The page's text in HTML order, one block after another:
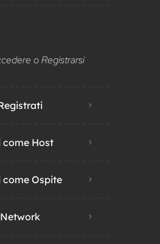
o Registrarsi
come Host
come Ospite